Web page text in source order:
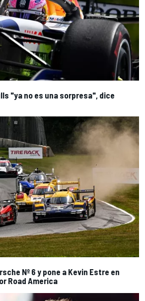
"ya no es una sorpresa", dice
Nº 6 y pone a Kevin Estre en
Road America